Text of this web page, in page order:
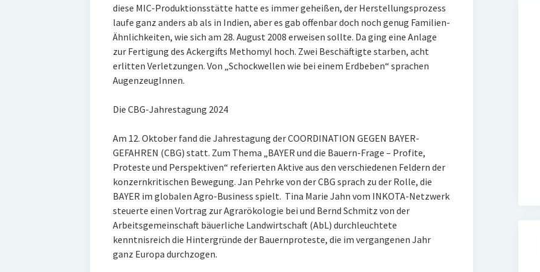
diese MIC-Produktionsstätte hatte es immer geheißen, der Herstellungsprozess
laufe ganz anders ab als in Indien, aber es gab offenbar doch noch genug Familien-
Ähnlichkeiten, wie sich am 28. August 2008 erweisen sollte. Da ging eine Anlage
zur Fertigung des Ackergifts Methomyl hoch. Zwei Beschäftigte starben, acht
erlitten Verletzungen. Von „Schockwellen wie bei einem Erdbeben“ sprachen
AugenzeugInnen.
Die CBG-Jahrestagung 2024
Am 12. Oktober fand die Jahrestagung der COORDINATION GEGEN BAYER-
GEFAHREN (CBG) statt. Zum Thema „BAYER und die Bauern-Frage – Profite,
Proteste und Perspektiven“ referierten Aktive aus den verschiedenen Feldern der
konzernkritischen Bewegung. Jan Pehrke von der CBG sprach zu der Rolle, die
BAYER im globalen Agro-Business spielt. Tina Marie Jahn vom INKOTA-Netzwerk
steuerte einen Vortrag zur Agrarökologie bei und Bernd Schmitz von der
Arbeitsgemeinschaft bäuerliche Landwirtschaft (AbL) durchleuchtete
kenntnisreich die Hintergründe der Bauernproteste, die im vergangenen Jahr
ganz Europa durchzogen.